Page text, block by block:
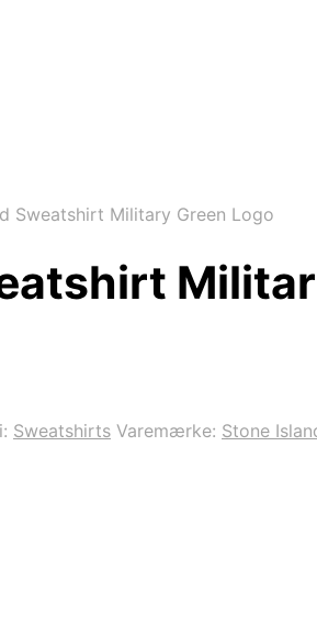
Sweatshirt Military Green Logo
Sweatshirts Varemærke: Stone